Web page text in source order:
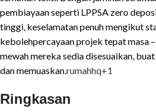
pembiayaan seperti LPPSA zero
tinggi, keselamatan penuh mengikut
kebolehpercayaan projek tepat masa
mewah mereka sedia disesuaikan,
dan memuaskan.rumahhq+1
Ringkasan